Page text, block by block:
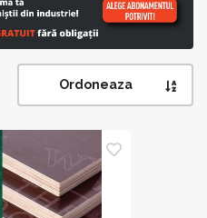
Ordoneaza